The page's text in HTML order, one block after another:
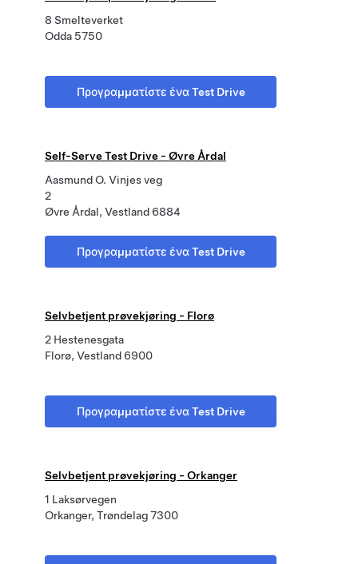
8 Smelteverket
Odda 5750
Προγραμματίστε ένα Test Drive
Self-Serve Test Drive - Øvre Årdal
Aasmund O. Vinjes veg
2
Øvre Årdal, Vestland 6884
Προγραμματίστε ένα Test Drive
Selvbetjent prøvekjøring - Florø
2 Hestenesgata
Florø, Vestland 6900
Προγραμματίστε ένα Test Drive
Selvbetjent prøvekjøring - Orkanger
1 Laksørvegen
Orkanger, Trøndelag 7300